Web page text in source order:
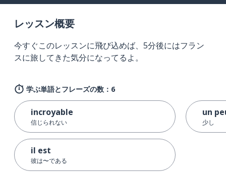
レッスン概要
今すぐこのレッスンに飛び込めば、5分後にはフラン
スに旅してきた気分になってるよ。
学ぶ単語とフレーズの数：6
incroyable
信じられない
il est
彼は〜である
un
少し